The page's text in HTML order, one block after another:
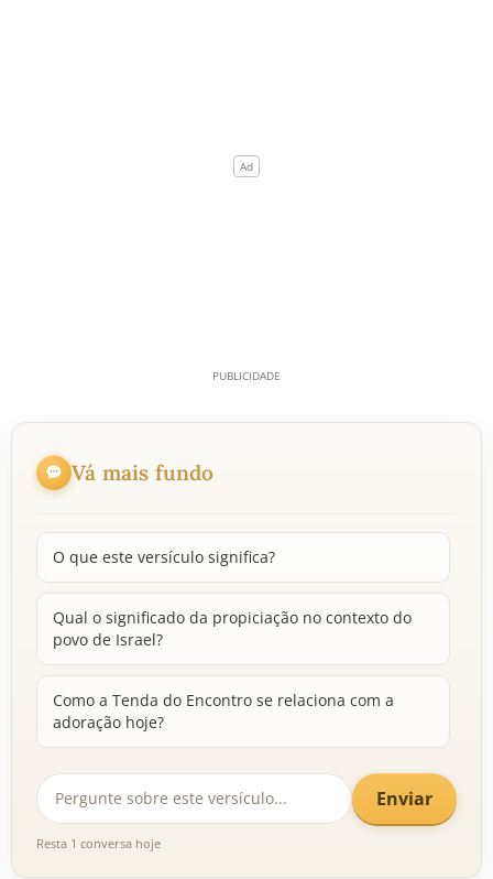
Vá mais fundo
O que este versículo significa?
Qual o significado da propiciação no contexto do
povo de Israel?
Como a Tenda do Encontro se relaciona com a
adoração hoje?
Enviar
Resta 1 conversa hoje